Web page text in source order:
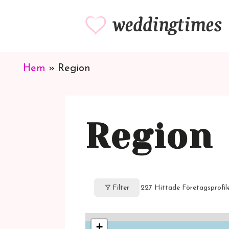
Hem » Region
Region
Filter 227 Hittade